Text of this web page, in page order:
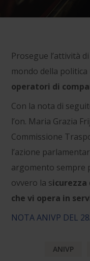
Prosegue l’attività
mondo della
operatori di
Con la nota di
l’on. Maria Grazia
Commissione
l’azione
argomento sempre
ovvero la s
che vi opera in
NOTA ANIVP DEL
ANIVP